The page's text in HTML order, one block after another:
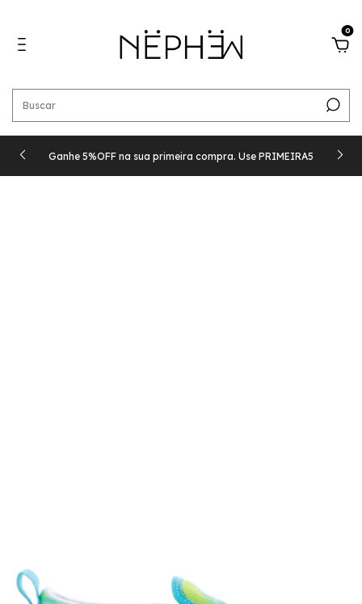
0
Ganhe 5%OFF na sua primeira compra. Use PRIMEIRA5